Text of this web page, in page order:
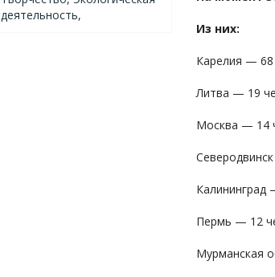
деятельность,
Из них:
Карелия — 68
Литва — 19
Москва — 14
Калининград
Пермь — 12
Мурманская